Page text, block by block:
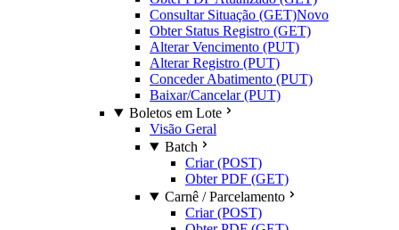
Consultar Situação (GET)Novo
Obter Status Registro (GET)
Alterar Vencimento (PUT)
Alterar Registro (PUT)
Conceder Abatimento (PUT)
Baixar/Cancelar (PUT)
Boletos em Lote
Visão Geral
Batch
Criar (POST)
Obter PDF (GET)
Carnê / Parcelamento
Criar (POST)